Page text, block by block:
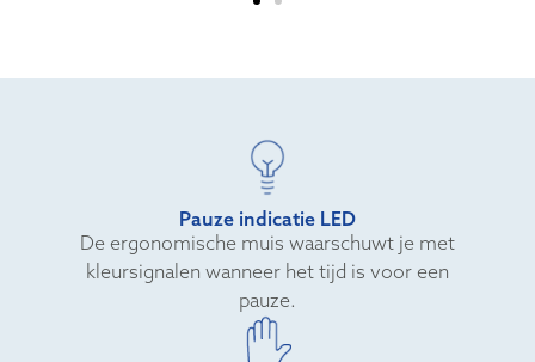
Pauze indicatie LED
De ergonomische muis waarschuwt je met
kleursignalen wanneer het tijd is voor een
pauze.